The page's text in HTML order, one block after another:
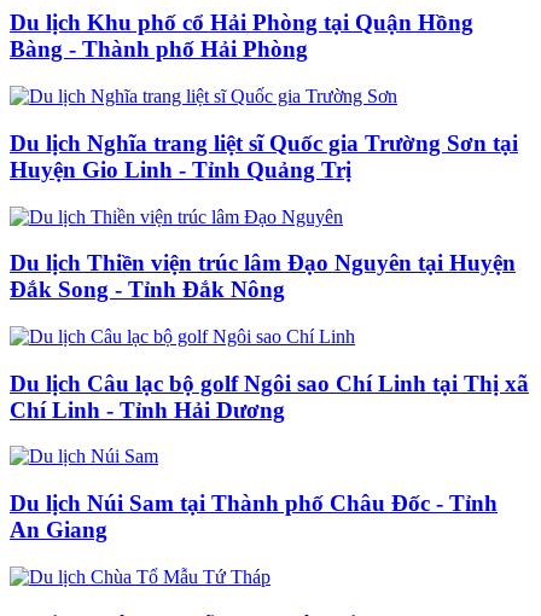
Du lịch Khu phố cổ Hải Phòng tại Quận Hồng
Bàng - Thành phố Hải Phòng
Du lịch Nghĩa trang liệt sĩ Quốc gia Trường Sơn tại
Huyện Gio Linh - Tỉnh Quảng Trị
Du lịch Thiền viện trúc lâm Đạo Nguyên tại Huyện
Đắk Song - Tỉnh Đắk Nông
Du lịch Câu lạc bộ golf Ngôi sao Chí Linh tại Thị xã
Chí Linh - Tỉnh Hải Dương
Du lịch Núi Sam tại Thành phố Châu Đốc - Tỉnh
An Giang